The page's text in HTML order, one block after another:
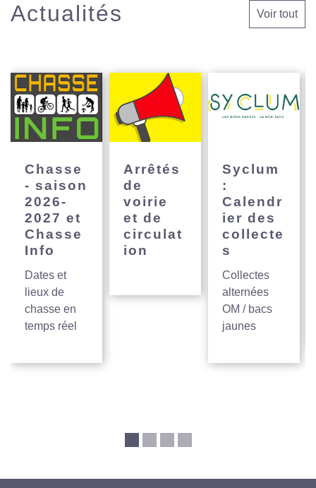
Actualités Voir tout
Chasse
- saison
2026-
2027 et
Chasse
Info
Dates et
lieux de
chasse en
temps réel
Arrêtés
de
voirie
et de
circulat
ion
Syclum
:
Calendr
ier des
collecte
s
Collectes
alternées
OM / bacs
jaunes